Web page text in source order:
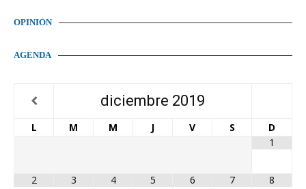
OPINIÓN
AGENDA
diciembre 2019
L M M J V S
D
1
2 3 4 5 6 7 8